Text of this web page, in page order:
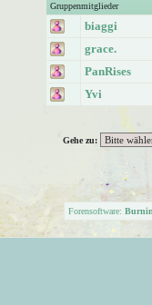
Gruppenmitglieder
biaggi
grace.
PanRises
Yvi
Gehe zu:
Forensoftware: